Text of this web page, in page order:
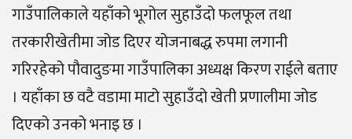
गाउँपालिकाले यहाँको भूगोल सुहाउँदो फलफूल तथा
तरकारीखेतीमा जोड दिएर योजनाबद्ध रुपमा लगानी
गरिरहेको पौवादुङमा गाउँपालिका अध्यक्ष किरण राईले बताए
। यहाँका छ वटै वडामा माटो सुहाउँदो खेती प्रणालीमा जोड
दिएको उनको भनाइ छ ।